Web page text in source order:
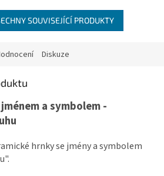
SOUVISEJÍCÍ PRODUKTY
Diskuze
a symbolem -
hrnky se jmény a symbolem